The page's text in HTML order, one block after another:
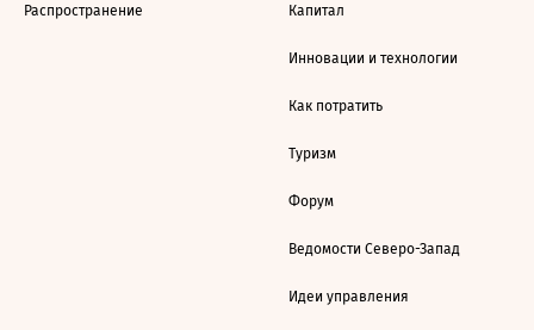
Распространение Капитал
Инновации и технологии
Как потратить
Туризм
Форум
Ведомости Северо-Запад
Идеи управления